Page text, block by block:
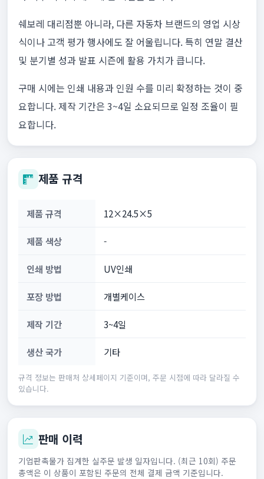
쉐보레 대리점뿐 아니라, 다른 자동차 브랜드의 영업 시상
식이나 고객 평가 행사에도 잘 어울립니다. 특히 연말 결산
및 분기별 성과 발표 시즌에 활용 가치가 큽니다.
구매 시에는 인쇄 내용과 인원 수를 미리 확정하는 것이 중
요합니다. 제작 기간은 3~4일 소요되므로 일정 조율이 필
요합니다.
제품 규격
제품 규격 12×24.5×5
제품 색상 -
인쇄 방법 UV인쇄
포장 방법 개별케이스
제작 기간 3~4일
생산 국가 기타
규격 정보는 판매처 상세페이지 기준이며, 주문 시점에 따라 달라질 수
있습니다.
판매 이력
기업판촉물가 집계한 실주문 발생 일자입니다. (최근 10회) 주문
총액은 이 상품이 포함된 주문의 전체 결제 금액 기준입니다.